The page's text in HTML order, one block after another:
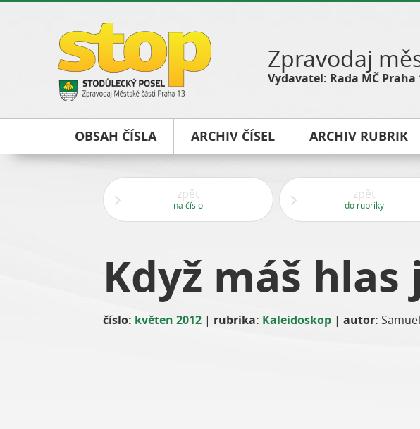
Zpravodaj
Vydavatel: Rada MČ
OBSAH ČÍSLA ARCHIV ČÍSEL ARCHIV RUBRIK
zpět
na číslo
zpět
do rubriky
Když máš hlas
číslo: květen 2012 | rubrika: Kaleidoskop | autor: